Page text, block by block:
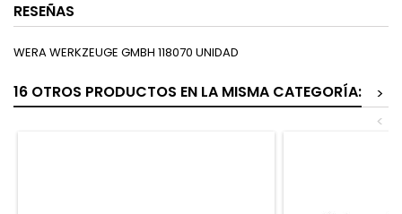
RESEÑAS
WERA WERKZEUGE GMBH 118070 UNIDAD
16 OTROS PRODUCTOS EN LA MISMA CATEGORÍA:
>
<